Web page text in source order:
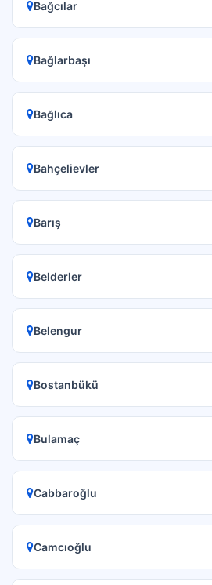
Bağcılar
Bağlarbaşı
Bağlıca
Bahçelievler
Barış
Belderler
Belengur
Bostanbükü
Bulamaç
Cabbaroğlu
Camcıoğlu